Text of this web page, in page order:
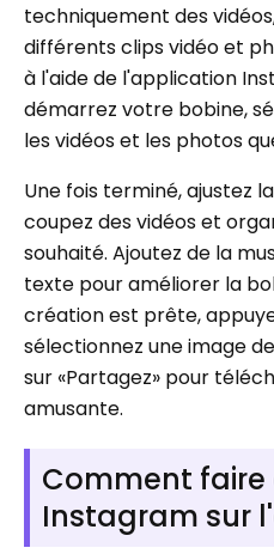
techniquement des
différents clips vidéo et
à l'aide de l'application
démarrez votre bobine,
les vidéos et les photos
Une fois terminé, ajustez
coupez des vidéos et
souhaité. Ajoutez de la
texte pour améliorer la
création est prête,
sélectionnez une image
sur «Partagez» pour
amusante.
Comment faire
Instagram sur